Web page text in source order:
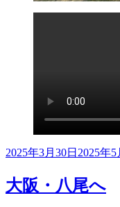
投
日:
2025年3月30日 2025年5
大阪・八尾へ